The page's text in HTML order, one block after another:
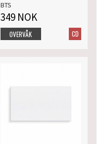
BTS
349 NOK
CD
OVERVÅK